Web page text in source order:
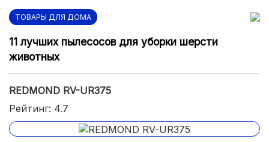
ТОВАРЫ ДЛЯ ДОМА
11 лучших пылесосов для уборки шерсти
животных
REDMOND RV-UR375
Рейтинг: 4.7